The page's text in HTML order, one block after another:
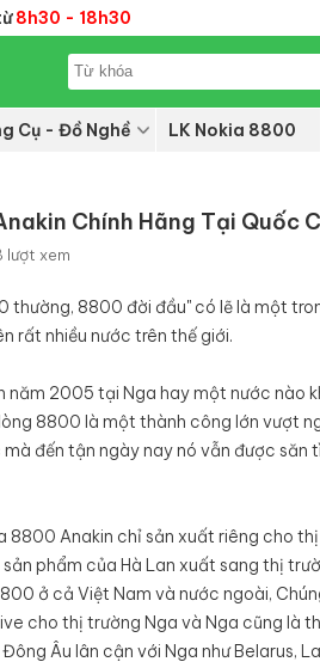
8h30 - 18h30
Cụ - Đồ Nghề LK Nokia 8800
Chính Hãng Tại Quốc
lượt xem
thường, 8800 đời đầu" có lẽ là một
rất nhiều nước trên thế giới.
năm 2005 tại Nga hay một nước nào
8800 là một thành công lớn vượt
đến tận ngày nay nó vẫn được
8800 Anakin chỉ sản xuất riêng cho
phẩm của Hà Lan xuất sang thị
ở cả Việt Nam và nước ngoài,
cho thị trường Nga và Nga cũng là
Âu lân cận với Nga như Belarus,